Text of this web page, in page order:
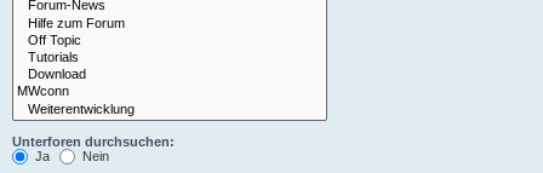
Unterforen durchsuchen:
Ja
Nein